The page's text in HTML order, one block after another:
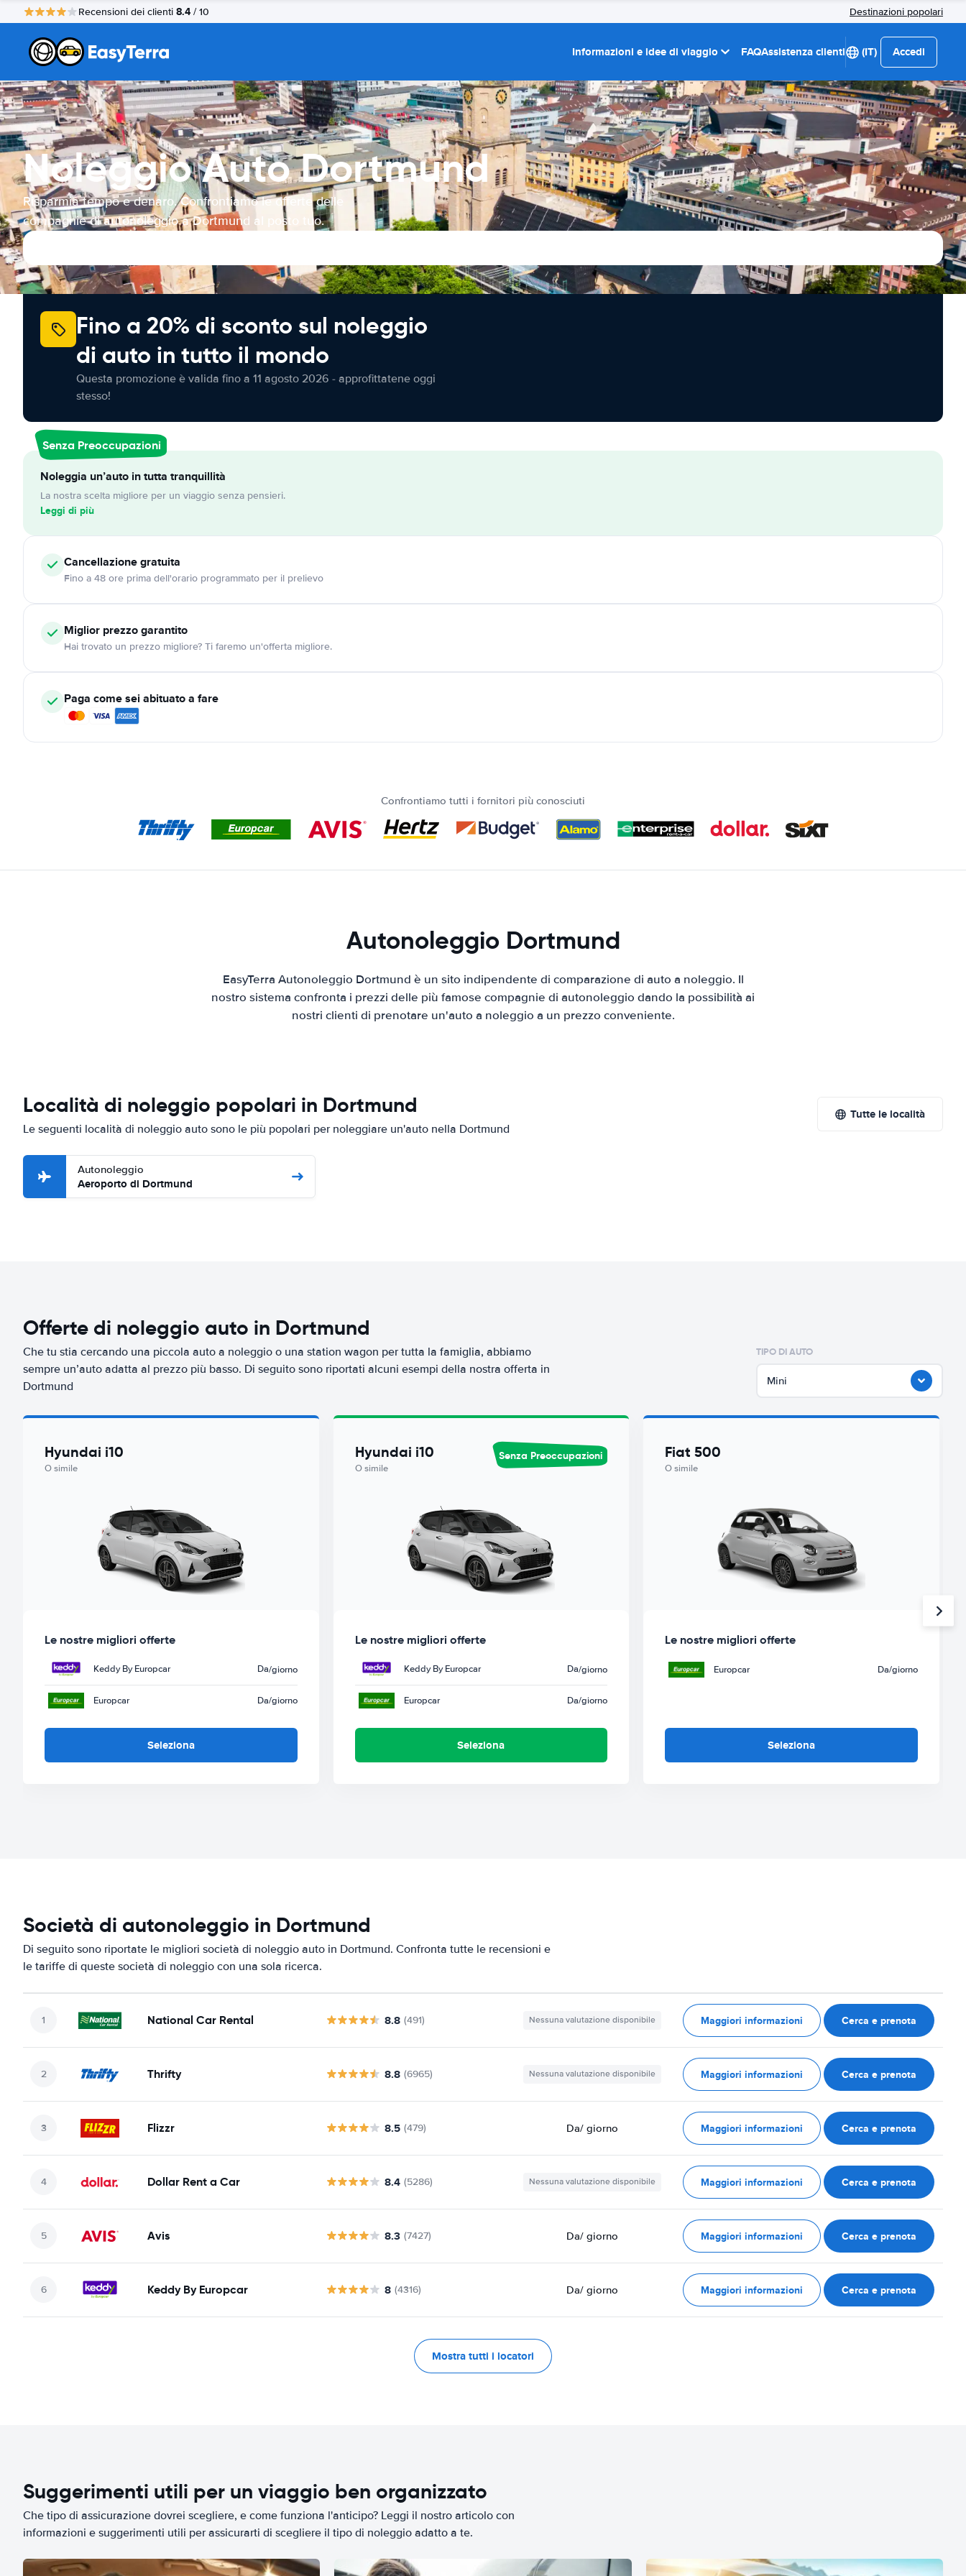
Recensioni dei clienti 8.4 / 10 Destinazioni popolari
Informazioni e idee di viaggio FAQAssistenza clienti (IT) Accedi
Noleggio Auto Dortmund
Risparmia tempo e denaro. Confrontiamo le offerte delle
compagnie di autonoleggio a Dortmund al posto tuo.
Fino a 20% di sconto sul noleggio
di auto in tutto il mondo
Questa promozione è valida fino a 11 agosto 2026 - approfittatene oggi
stesso!
Senza Preoccupazioni
Noleggia un’auto in tutta tranquillità
La nostra scelta migliore per un viaggio senza pensieri.
Leggi di più
Cancellazionegratuita
Fino a 48 ore prima dell'orario programmato per il prelievo
Miglior prezzo garantito
Hai trovato un prezzo migliore? Ti faremo un'offerta migliore.
Paga come sei abituato a fare
Confrontiamo tutti i fornitori più conosciuti
Autonoleggio Dortmund
EasyTerra Autonoleggio Dortmund è un sito indipendente di comparazione di auto a noleggio. Il
nostro sistema confronta i prezzi delle più famose compagnie di autonoleggio dando la possibilità ai
nostri clienti di prenotare un'auto a noleggio a un prezzo conveniente.
Località di noleggio popolari in Dortmund
Le seguenti località di noleggio auto sono le più popolari per noleggiare un'auto nella Dortmund
Tutte le località
Autonoleggio
Aeroporto di Dortmund
Offerte di noleggio auto in Dortmund
Che tu stia cercando una piccola auto a noleggio o una station wagon per tutta la famiglia, abbiamo
sempre un’auto adatta al prezzo più basso. Di seguito sono riportati alcuni esempi della nostra offerta in
Dortmund
TIPO DI AUTO
Mini
Hyundai i10
O simile
Le nostre migliori offerte
Keddy By Europcar Da/giorno
Europcar Da/giorno
Seleziona
Hyundai i10
O simile
Senza Preoccupazioni
Le nostre migliori offerte
Keddy By Europcar Da/giorno
Europcar Da/giorno
Seleziona
Fiat 500
O simile
Le nostre migliori offerte
Europcar Da/giorno
Seleziona
Società di autonoleggio in Dortmund
Di seguito sono riportate le migliori società di noleggio auto in Dortmund. Confronta tutte le recensioni e
le tariffe di queste società di noleggio con una sola ricerca.
National Car Rental 8.8 (491) Nessuna valutazione disponibile Maggiori informazioni Cerca e prenota
Thrifty 8.8 (6965) Nessuna valutazione disponibile Maggiori informazioni Cerca e prenota
Flizzr 8.5 (479) Da/ giorno Maggiori informazioni Cerca e prenota
Dollar Rent a Car 8.4 (5286) Nessuna valutazione disponibile Maggiori informazioni Cerca e prenota
Avis 8.3 (7427) Da/ giorno Maggiori informazioni Cerca e prenota
Keddy By Europcar 8 (4316) Da/ giorno Maggiori informazioni Cerca e prenota
Mostra tutti i locatori
Suggerimenti utili per un viaggio ben organizzato
Che tipo di assicurazione dovrei scegliere, e come funziona l'anticipo? Leggi il nostro articolo con
informazioni e suggerimenti utili per assicurarti di scegliere il tipo di noleggio adatto a te.